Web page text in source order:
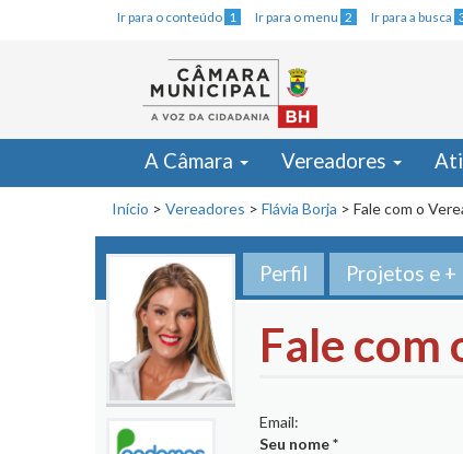
Ir para o conteúdo 1 Ir para o menu 2 Ir para a busca
A Câmara Vereadores
Início > Vereadores > Flávia Borja > Fale com o
Perfil Projetos e +
Fale com
Email:
Seu nome*